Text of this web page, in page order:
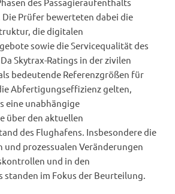
Prüfer bewerteten dabei die
die digitalen
sowie die Servicequalität des
Skytrax-Ratings in der zivilen
bedeutende Referenzgrößen für
Abfertigungseffizienz gelten,
eine unabhängige
über den aktuellen
des Flughafens. Insbesondere die
und prozessualen Veränderungen
und in den
standen im Fokus der Beurteilung.